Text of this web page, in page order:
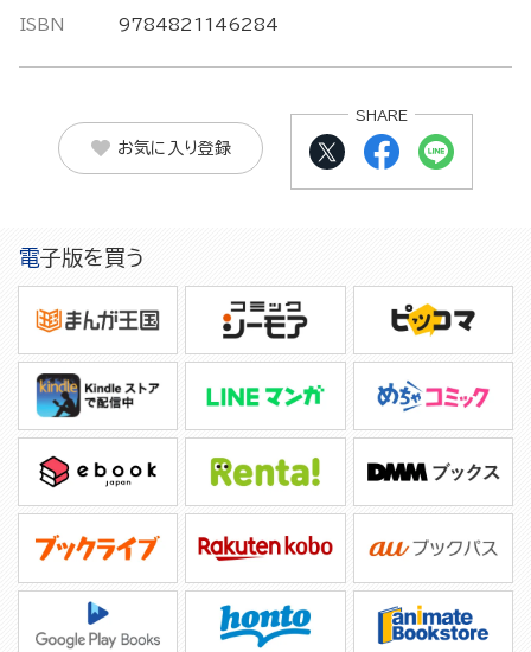
ISBN 9784821146284
お気に入り登録
SHARE
電子版を買う